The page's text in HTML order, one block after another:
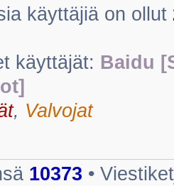
käyttäjiä on ollut
käyttäjät: Baidu
, Valvojat
10373 •